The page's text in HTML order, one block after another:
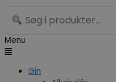
Menu
Gin